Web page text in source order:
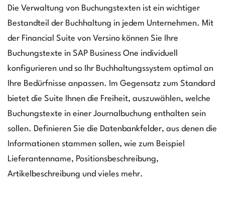
Die Verwaltung von Buchungstexten ist ein wichtiger
Bestandteil der Buchhaltung in jedem Unternehmen. Mit
der Financial Suite von Versino können Sie Ihre
Buchungstexte in SAP Business One individuell
konfigurieren und so Ihr Buchhaltungssystem optimal an
Ihre Bedürfnisse anpassen. Im Gegensatz zum Standard
bietet die Suite Ihnen die Freiheit, auszuwählen, welche
Buchungstexte in einer Journalbuchung enthalten sein
sollen. Definieren Sie die Datenbankfelder, aus denen die
Informationen stammen sollen, wie zum Beispiel
Lieferantenname, Positionsbeschreibung,
Artikelbeschreibung und vieles mehr.